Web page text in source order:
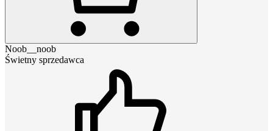
Noob__noob
Świetny sprzedawca